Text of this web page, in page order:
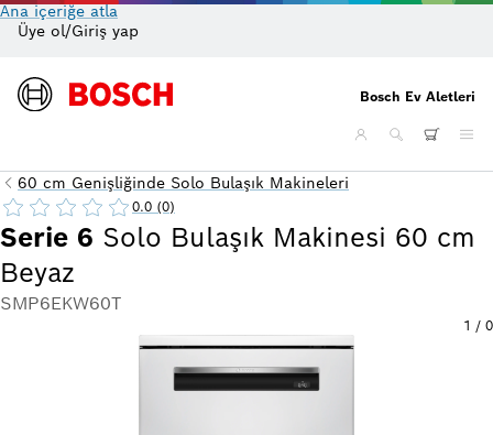
Ana içeriğe atla
Üye ol/Giriş yap
Bosch Ev Aletleri
60 cm Genişliğinde Solo Bulaşık Makineleri
Serie 6 Solo Bulaşık Makinesi 60 cm
Beyaz
SMP6EKW60T
0.0 (0)
1 / 0